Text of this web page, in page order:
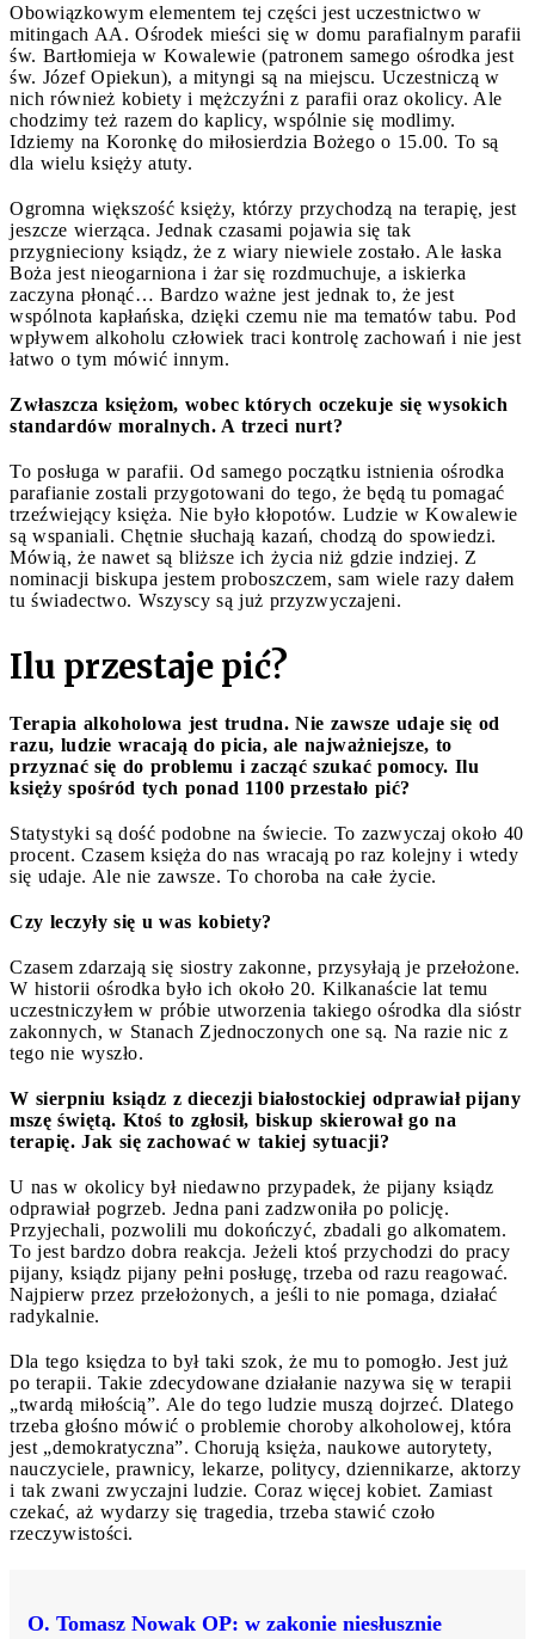
Obowiązkowym elementem tej części jest uczestnictwo w
mitingach AA. Ośrodek mieści się w domu parafialnym parafii
św. Bartłomieja w Kowalewie (patronem samego ośrodka jest
św. Józef Opiekun), a mityngi są na miejscu. Uczestniczą w
nich również kobiety i mężczyźni z parafii oraz okolicy. Ale
chodzimy też razem do kaplicy, wspólnie się modlimy.
Idziemy na Koronkę do miłosierdzia Bożego o 15.00. To są
dla wielu księży atuty.
Ogromna większość księży, którzy przychodzą na terapię, jest
jeszcze wierząca. Jednak czasami pojawia się tak
przygnieciony ksiądz, że z wiary niewiele zostało. Ale łaska
Boża jest nieogarniona i żar się rozdmuchuje, a iskierka
zaczyna płonąć… Bardzo ważne jest jednak to, że jest
wspólnota kapłańska, dzięki czemu nie ma tematów tabu. Pod
wpływem alkoholu człowiek traci kontrolę zachowań i nie jest
łatwo o tym mówić innym.
Zwłaszcza księżom, wobec których oczekuje się wysokich
standardów moralnych. A trzeci nurt?
To posługa w parafii. Od samego początku istnienia ośrodka
parafianie zostali przygotowani do tego, że będą tu pomagać
trzeźwiejący księża. Nie było kłopotów. Ludzie w Kowalewie
są wspaniali. Chętnie słuchają kazań, chodzą do spowiedzi.
Mówią, że nawet są bliższe ich życia niż gdzie indziej. Z
nominacji biskupa jestem proboszczem, sam wiele razy dałem
tu świadectwo. Wszyscy są już przyzwyczajeni.
Ilu przestaje pić?
Terapia alkoholowa jest trudna. Nie zawsze udaje się od
razu, ludzie wracają do picia, ale najważniejsze, to
przyznać się do problemu i zacząć szukać pomocy. Ilu
księży spośród tych ponad 1100 przestało pić?
Statystyki są dość podobne na świecie. To zazwyczaj około 40
procent. Czasem księża do nas wracają po raz kolejny i wtedy
się udaje. Ale nie zawsze. To choroba na całe życie.
Czy leczyły się u was kobiety?
Czasem zdarzają się siostry zakonne, przysyłają je przełożone.
W historii ośrodka było ich około 20. Kilkanaście lat temu
uczestniczyłem w próbie utworzenia takiego ośrodka dla sióstr
zakonnych, w Stanach Zjednoczonych one są. Na razie nic z
tego nie wyszło.
W sierpniu ksiądz z diecezji białostockiej odprawiał pijany
mszę świętą. Ktoś to zgłosił, biskup skierował go na
terapię. Jak się zachować w takiej sytuacji?
U nas w okolicy był niedawno przypadek, że pijany ksiądz
odprawiał pogrzeb. Jedna pani zadzwoniła po policję.
Przyjechali, pozwolili mu dokończyć, zbadali go alkomatem.
To jest bardzo dobra reakcja. Jeżeli ktoś przychodzi do pracy
pijany, ksiądz pijany pełni posługę, trzeba od razu reagować.
Najpierw przez przełożonych, a jeśli to nie pomaga, działać
radykalnie.
Dla tego księdza to był taki szok, że mu to pomogło. Jest już
po terapii. Takie zdecydowane działanie nazywa się w terapii
„twardą miłością”. Ale do tego ludzie muszą dojrzeć. Dlatego
trzeba głośno mówić o problemie choroby alkoholowej, która
jest „demokratyczna”. Chorują księża, naukowe autorytety,
nauczyciele, prawnicy, lekarze, politycy, dziennikarze, aktorzy
i tak zwani zwyczajni ludzie. Coraz więcej kobiet. Zamiast
czekać, aż wydarzy się tragedia, trzeba stawić czoło
rzeczywistości.
O. Tomasz Nowak OP: w zakonie niesłusznie